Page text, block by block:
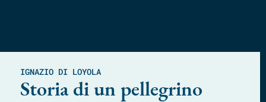
IGNAZIO DI LOYOLA
Storia di un pellegrino